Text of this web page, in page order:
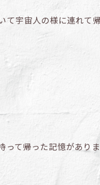
て宇宙人の様に連れて
て帰った記憶がありま